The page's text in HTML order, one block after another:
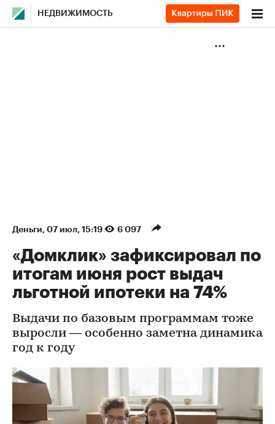
НЕДВИЖИМОСТЬ
Деньги⁠, 07 июл, 15:19 6 097
«Домклик» зафиксировал по
итогам июня рост выдач
льготной ипотеки на 74%
Выдачи по базовым программам тоже
выросли — особенно заметна динамика
год к году